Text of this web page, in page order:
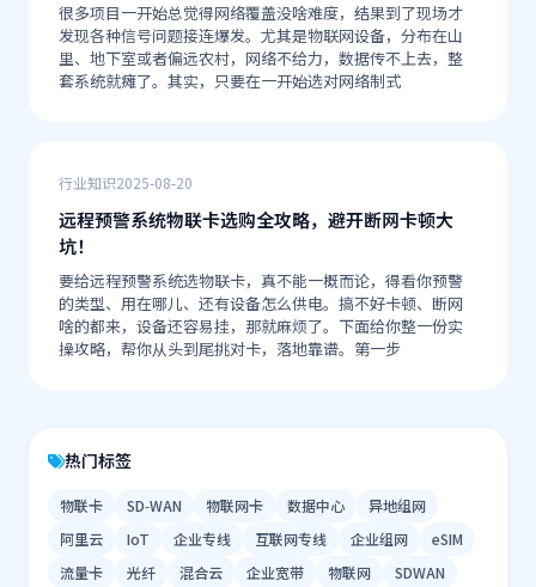
很多项目一开始总觉得网络覆盖没啥难度，结果到了现场才
发现各种信号问题接连爆发。尤其是物联网设备，分布在山
里、地下室或者偏远农村，网络不给力，数据传不上去，整
套系统就瘫了。其实，只要在一开始选对网络制式
行业知识2025-08-20
远程预警系统物联卡选购全攻略，避开断网卡顿大
坑！
要给远程预警系统选物联卡，真不能一概而论，得看你预警
的类型、用在哪儿、还有设备怎么供电。搞不好卡顿、断网
啥的都来，设备还容易挂，那就麻烦了。下面给你整一份实
操攻略，帮你从头到尾挑对卡，落地靠谱。第一步
热门标签
物联卡 SD‑WAN 物联网卡 数据中心
异地组网
阿里云
IoT 企业专线 互联网专线 企业组网
eSIM
流量卡
光纤 混合云 企业宽带 物联网
SDWAN